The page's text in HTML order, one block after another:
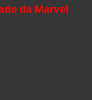
da Marvel